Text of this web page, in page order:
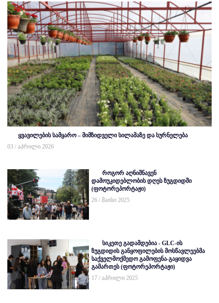
ყვავილების სამყარო – მიმზიდველი სილამაზე და სურნელება
03 / აპრილი 2026
როგორ აღნიშნავენ
დამოუკიდებლობის დღეს ზუგდიდში
(ფოტორეპორტაჟი)
26 / მაისი 2025
სიკეთე გადამდებია - GLC-ის
ზუგდიდის განყოფილების მოსწავლეებმა
საქველმოქმედო გამოფენა-გაყიდვა
გამართეს (ფოტორეპორტაჟი)
17 / აპრილი 2025